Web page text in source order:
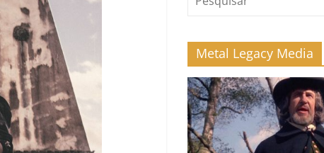
Metal Legacy Media